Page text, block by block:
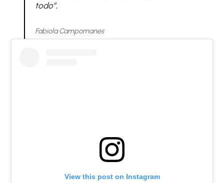
todo”,
Fabiola Campomanes
View this post on Instagram